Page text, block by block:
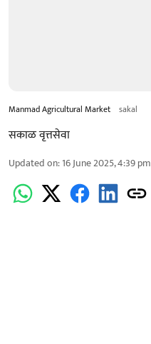
Manmad Agricultural Market sakal
सकाळ वृत्तसेवा
Updated on:16 June 2025, 4:39 pm